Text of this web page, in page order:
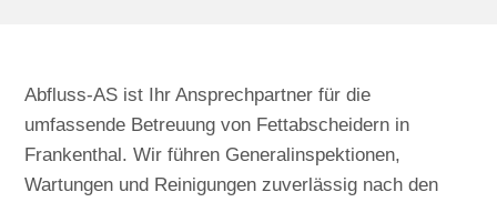
Abfluss-AS ist Ihr Ansprechpartner für die
umfassende Betreuung von Fettabscheidern in
Frankenthal. Wir führen Generalinspektionen,
Wartungen und Reinigungen zuverlässig nach den